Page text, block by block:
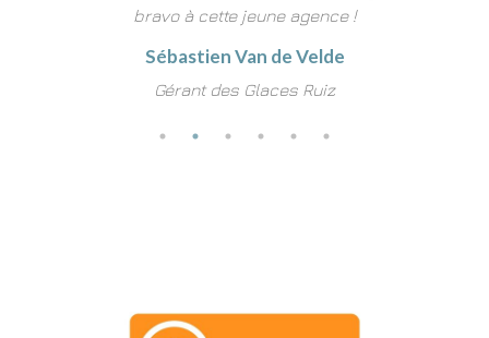
bravo à cette jeune agence !
Sébastien Van de Velde
Gérant des Glaces Ruiz